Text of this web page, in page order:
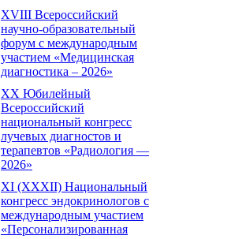
XVIII Всероссийский
научно-образовательный
форум с международным
участием «Медицинская
диагностика – 2026»
XX Юбилейный
Всероссийский
национальный конгресс
лучевых диагностов и
терапевтов «Радиология —
2026»
XI (XXXII) Национальный
конгресс эндокринологов с
международным участием
«Персонализированная